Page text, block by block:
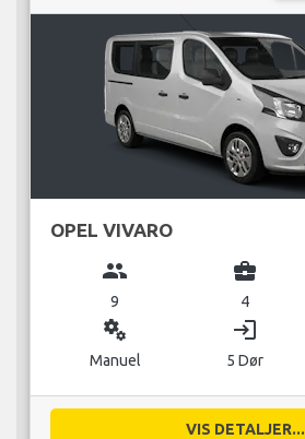
OPEL VIVARO
group
9
business_center
4
miscellaneous_services
Manuel
login
5 Dør
VIS DETALJER...